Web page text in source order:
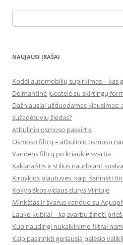
NAUJAUSI ĮRAŠAI
Kodėl automobilių supirkimas – kas
Deimantinė juostelė su skirtingų
Dažniausiai užduodamas
sužadėtuvių žiedas?
Atbulinio osmoso paskirtis
Osmoso filtrų – atbulinio osmoso
Vandens filtrų po kriaukle svarba
Kaklaraištis ir stilius naudojant
Kirpyklos plautuvės: kaip išsirinkti
Kokybiškos vidaus durys Vilniuje
Minkštas ir švarus vanduo su
Lauko kubilai – ką svarbu žinoti
Kuo naudingi nukalkinimo filtrai
Kaip pasirinkti geriausią pelėsio valiklį